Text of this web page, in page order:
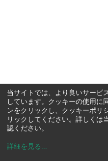
当サイトでは、より良いサービ
しています。クッキーの使用に
ンをクリックし、クッキーポリ
リックしてください。詳しくは
認ください。
詳細を見る ...